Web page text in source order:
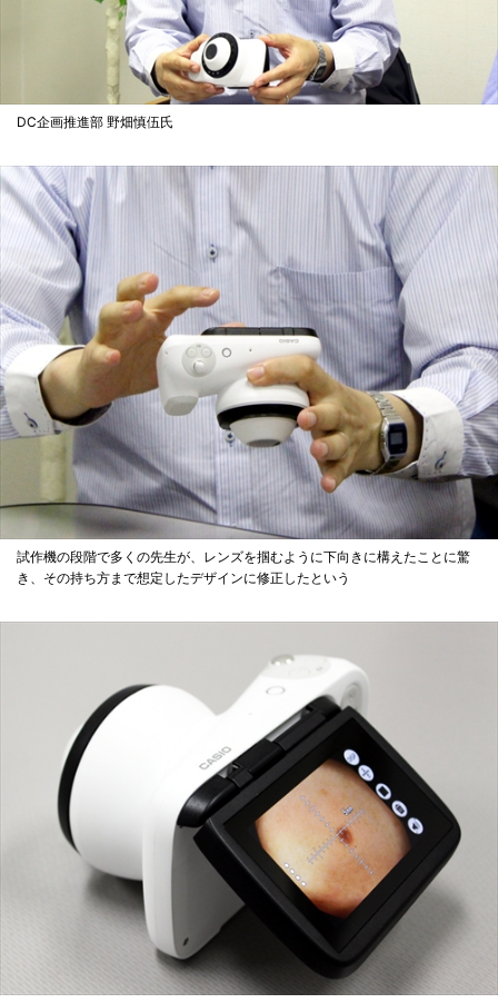
DC企画推進部 野畑慎伍氏
試作機の段階で多くの先生が、レンズを掴むように下向きに構えたことに驚
き、その持ち方まで想定したデザインに修正したという